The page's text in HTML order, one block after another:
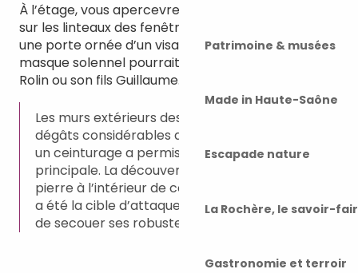
Patrimoine & musées
Made in Haute-Saône
Escapade nature
La Rochère, le savoir-
Gastronomie et terroir
À l’étage, vous apercevrez le blason de la famille
sur les linteaux des fenêtres à meneaux. À côté,
une porte ornée d’un visage énigmatique au
masque solennel pourrait représenter Nicolas
Rolin ou son fils Guillaume.
Les murs extérieurs des tours ont subi des
dégâts considérables au fil du temps. En 1992,
un ceinturage a permis de préserver la tour
principale. La découverte de gros boulets de
pierre à l’intérieur de celle-ci suggère qu’elle
a été la cible d’attaques violentes, capables
de secouer ses robustes murs.